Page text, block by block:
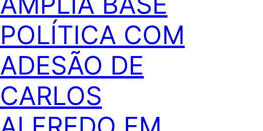
POLÍTICA COM
ADESÃO DE
CARLOS